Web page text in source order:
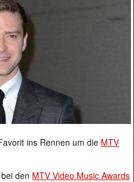
ins Rennen um die MTV
den MTV Video Music Awards